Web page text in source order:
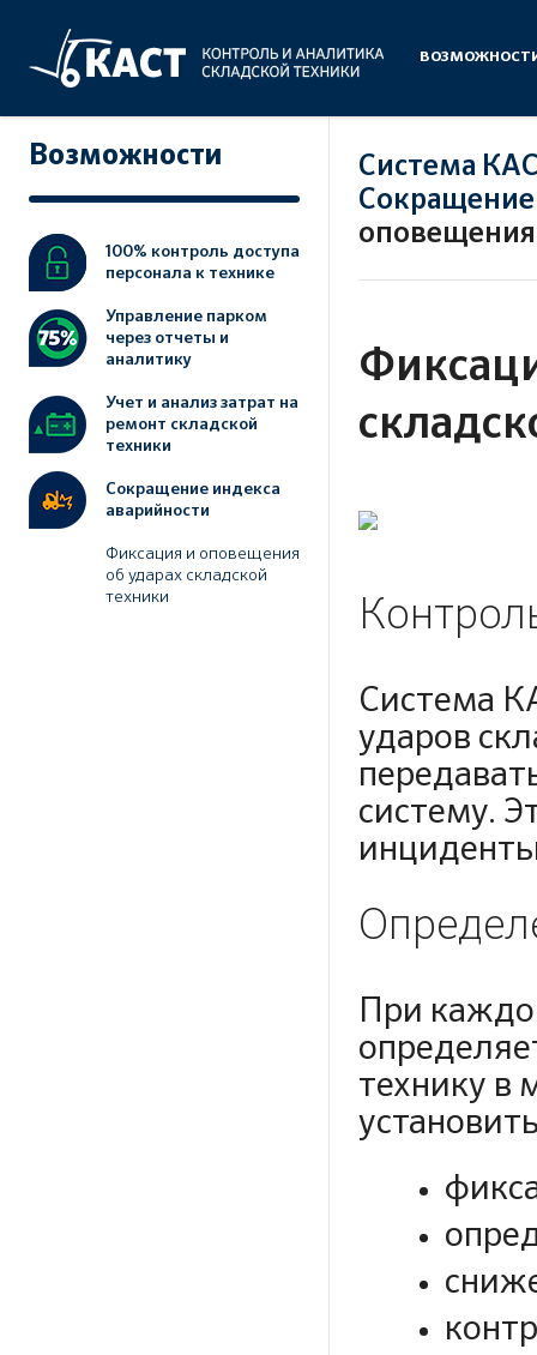
Система
Сокращение
оповещения
Система
ударов
систему.
При
технику в
Возможности
100% контроль доступа
персонала к технике
Управление парком
через отчеты и
аналитику
Учет и анализ затрат на
ремонт складской
техники
Сокращение индекса
аварийности
Фиксация и оповещения
об ударах складской
техники